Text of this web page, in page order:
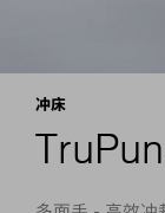
冲床